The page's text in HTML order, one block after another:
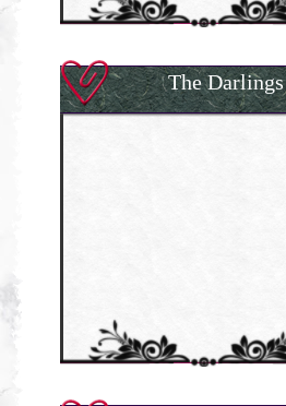
The Darlings